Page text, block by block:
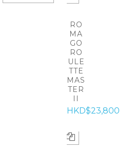
RO
MA
GO
RO
ULE
TTE
MAS
TER
II
HKD$23,800